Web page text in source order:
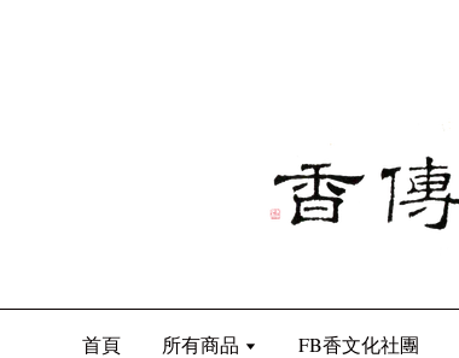
首頁 所有商品 FB香文化社團